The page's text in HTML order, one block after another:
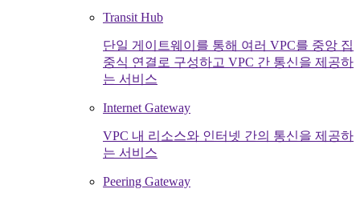
Transit Hub
단일 게이트웨이를 통해 여러 VPC를 중앙 집
중식 연결로 구성하고 VPC 간 통신을 제공하
는 서비스
Internet Gateway
VPC 내 리소스와 인터넷 간의 통신을 제공하
는 서비스
Peering Gateway